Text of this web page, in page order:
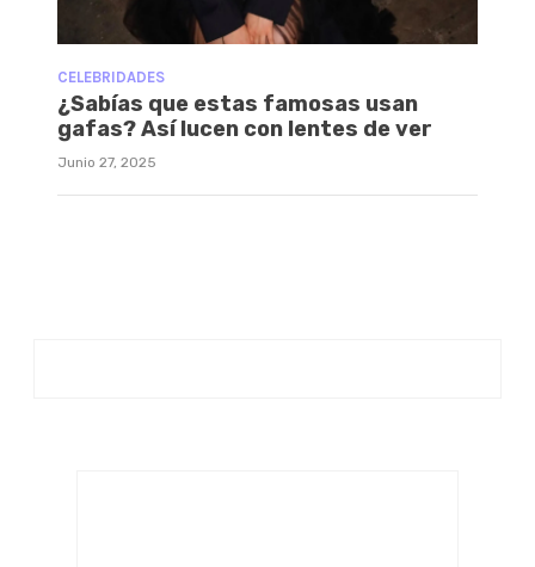
CELEBRIDADES
¿Sabías que estas famosas usan
gafas? Así lucen con lentes de ver
Junio 27, 2025